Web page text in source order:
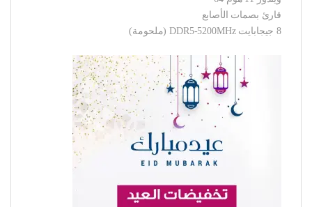
قارئ بصمات الأصابع
8 جيجابايت DDR5-5200MHz (ملحومة)